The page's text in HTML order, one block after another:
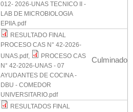
012- 2026-UNAS TECNICO II -
LAB DE MICROBIOLOGIA
EPIIA.pdf
RESULTADO FINAL
PROCESO CAS N° 42-2026-
UNAS.pdf,
PROCESO CAS
N° 42-2026-UNAS - 07
AYUDANTES DE COCINA -
DBU - COMEDOR
UNIVERSITARIO.pdf
Culminado
RESULTADOS FINAL